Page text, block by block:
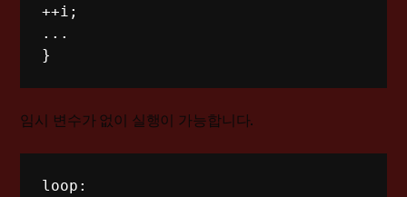
++i;
...
}
임시 변수가 없이 실행이 가능합니다.
loop: